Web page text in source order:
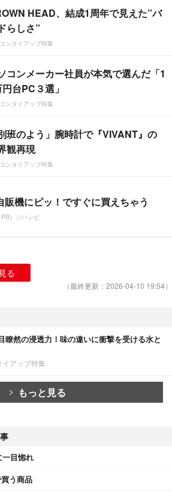
HEAD、結成1周年で見えた”バ
らしさ”
ンタイアップ特集
コンメーカー社員が本気で選んだ「1
台PC３選」
ンタイアップ特集
班のよう」腕時計で『VIVANT』の
観再現
ンタイアップ特集
販機にピッ！ですぐに買えちゃう
PR）ジハンピ
る
（最終更新：2026-04-10 19:54）
瞭然の浸透力！味の違いに衝撃を受ける水と
イアップ特集
もっと見る
一目惚れ
う商品